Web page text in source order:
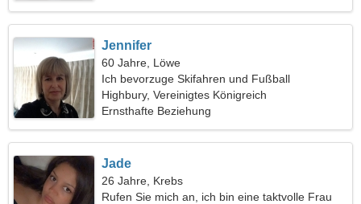
Jennifer
60 Jahre, Löwe
Ich bevorzuge Skifahren und Fußball
Highbury, Vereinigtes Königreich
Ernsthafte Beziehung
Jade
26 Jahre, Krebs
Rufen Sie mich an, ich bin eine taktvolle Frau